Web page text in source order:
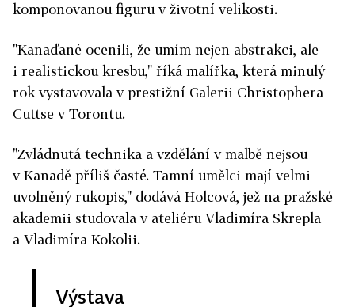
komponovanou figuru v životní velikosti.
"Kanaďané ocenili, že umím nejen abstrakci, ale
i realistickou kresbu," říká malířka, která minulý
rok vystavovala v prestižní Galerii Christophera
Cuttse v Torontu.
"Zvládnutá technika a vzdělání v malbě nejsou
v Kanadě příliš časté. Tamní umělci mají velmi
uvolněný rukopis," dodává Holcová, jež na pražské
akademii studovala v ateliéru Vladimíra Skrepla
a Vladimíra Kokolii.
Výstava